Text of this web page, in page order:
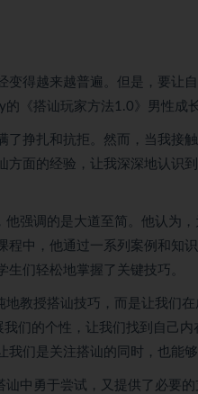
变得越来越普遍。但是，要让
《搭讪玩家方法1.0》男性成
了挣扎和抗拒。然而，当我接
方面的经验，让我深深地认识
他强调的是大道至简。他认为
程中，他通过一系列案例和知
们轻松地掌握了关键技巧。
教授搭讪技巧，而是让我们在
我们的个性，让我们找到自己
我们是关注搭讪的同时，也能
中勇于尝试，又提供了必要